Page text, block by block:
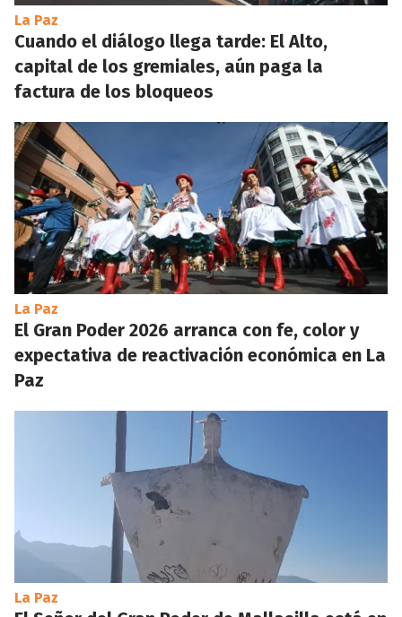
La Paz
Cuando el diálogo llega tarde: El Alto,
capital de los gremiales, aún paga la
factura de los bloqueos
La Paz
El Gran Poder 2026 arranca con fe, color y
expectativa de reactivación económica en La
Paz
La Paz